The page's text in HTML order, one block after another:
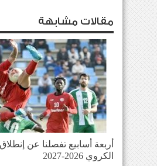
مقالات مشابهة
أربعة أسابيع تفصلنا عن
الكروي 2026-2027